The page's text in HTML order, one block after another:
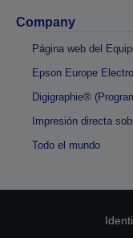
Company
Página web del
Epson Europe
Digigraphie®
Impresión directa
Todo el mundo